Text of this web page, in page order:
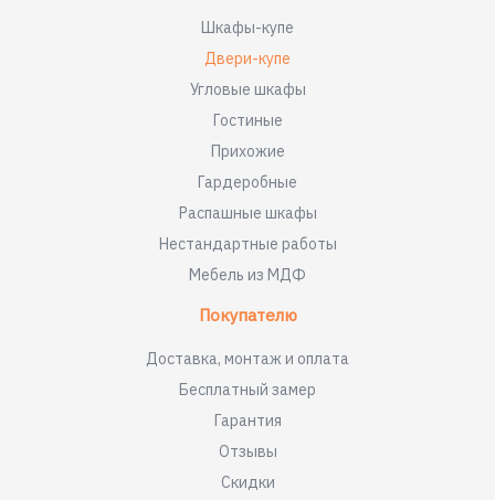
Шкафы-купе
Двери-купе
Угловые шкафы
Гостиные
Прихожие
Гардеробные
Распашные шкафы
Нестандартные работы
Мебель из МДФ
Покупателю
Доставка, монтаж и оплата
Бесплатный замер
Гарантия
Отзывы
Скидки